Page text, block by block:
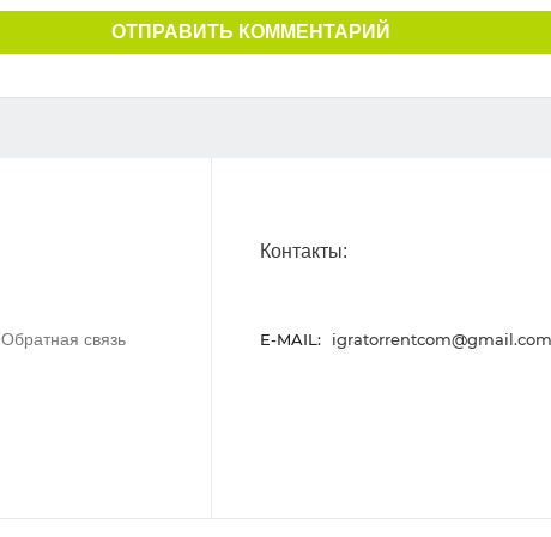
ОТПРАВИТЬ КОММЕНТАРИЙ
Обратная связь
Контакты:
E-MAIL: